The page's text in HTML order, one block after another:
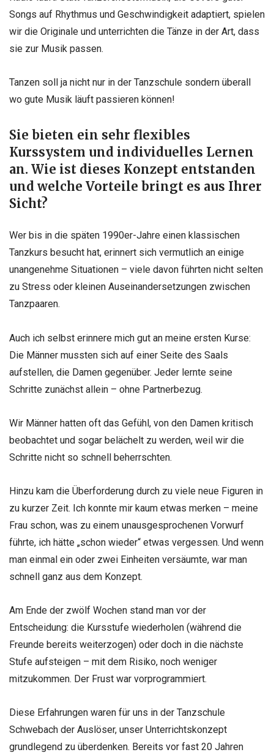
Songs auf Rhythmus und Geschwindigkeit adaptiert, spielen
wir die Originale und unterrichten die Tänze in der Art, dass
sie zur Musik passen.
Tanzen soll ja nicht nur in der Tanzschule sondern überall
wo gute Musik läuft passieren können!
Sie bieten ein sehr flexibles
Kurssystem und individuelles Lernen
an. Wie ist dieses Konzept entstanden
und welche Vorteile bringt es aus Ihrer
Sicht?
Wer bis in die späten 1990er-Jahre einen klassischen
Tanzkurs besucht hat, erinnert sich vermutlich an einige
unangenehme Situationen – viele davon führten nicht selten
zu Stress oder kleinen Auseinandersetzungen zwischen
Tanzpaaren.
Auch ich selbst erinnere mich gut an meine ersten Kurse:
Die Männer mussten sich auf einer Seite des Saals
aufstellen, die Damen gegenüber. Jeder lernte seine
Schritte zunächst allein – ohne Partnerbezug.
Wir Männer hatten oft das Gefühl, von den Damen kritisch
beobachtet und sogar belächelt zu werden, weil wir die
Schritte nicht so schnell beherrschten.
Hinzu kam die Überforderung durch zu viele neue Figuren in
zu kurzer Zeit. Ich konnte mir kaum etwas merken – meine
Frau schon, was zu einem unausgesprochenen Vorwurf
führte, ich hätte „schon wieder“ etwas vergessen. Und wenn
man einmal ein oder zwei Einheiten versäumte, war man
schnell ganz aus dem Konzept.
Am Ende der zwölf Wochen stand man vor der
Entscheidung: die Kursstufe wiederholen (während die
Freunde bereits weiterzogen) oder doch in die nächste
Stufe aufsteigen – mit dem Risiko, noch weniger
mitzukommen. Der Frust war vorprogrammiert.
Diese Erfahrungen waren für uns in der Tanzschule
Schwebach der Auslöser, unser Unterrichtskonzept
grundlegend zu überdenken. Bereits vor fast 20 Jahren